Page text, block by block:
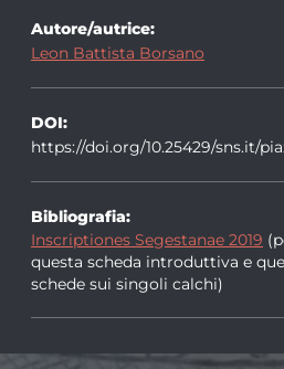
Autore/autrice:
Leon Battista Borsano
DOI:
https://doi.org/10.25429/sns.it/
Bibliografia:
Inscriptiones Segestanae 2019
questa scheda introduttiva e
schede sui singoli calchi)